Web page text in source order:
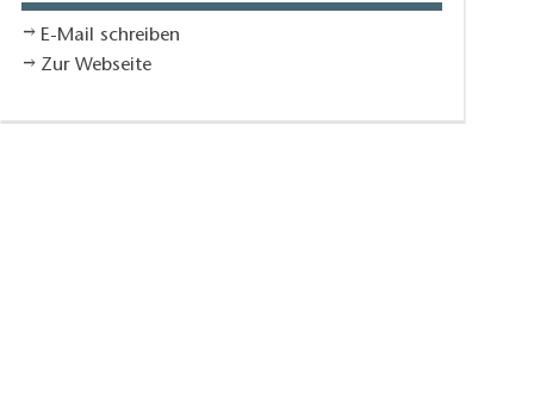
E-Mail schreiben
Zur Webseite